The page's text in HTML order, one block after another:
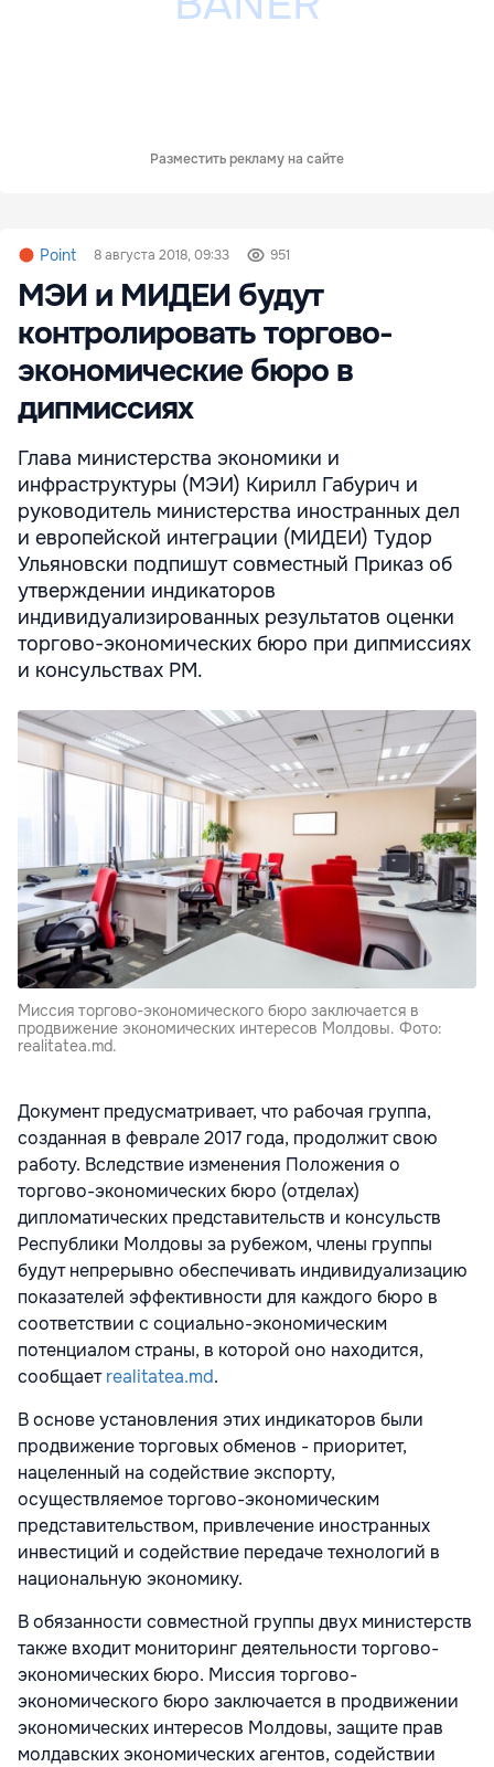
Разместить рекламу на сайте
Point 8 августа 2018, 09:33 951
МЭИ и МИДЕИ будут
контролировать торгово-
экономические бюро в
дипмиссиях
Глава министерства экономики и
инфраструктуры (МЭИ) Кирилл Габурич и
руководитель министерства иностранных дел
и европейской интеграции (МИДЕИ) Тудор
Ульяновски подпишут совместный Приказ об
утверждении индикаторов
индивидуализированных результатов оценки
торгово-экономических бюро при дипмиссиях
и консульствах РМ.
Миссия торгово-экономического бюро заключается в
продвижение экономических интересов Молдовы. Фото:
realitatea.md.
Документ предусматривает, что рабочая группа,
созданная в феврале 2017 года, продолжит свою
работу. Вследствие изменения Положения о
торгово-экономических бюро (отделах)
дипломатических представительств и консульств
Республики Молдовы за рубежом, члены группы
будут непрерывно обеспечивать индивидуализацию
показателей эффективности для каждого бюро в
соответствии с социально-экономическим
потенциалом страны, в которой оно находится,
сообщаетrealitatea.md.
В основе установления этих индикаторов были
продвижение торговых обменов - приоритет,
нацеленный на содействие экспорту,
осуществляемое торгово-экономическим
представительством, привлечение иностранных
инвестиций и содействие передаче технологий в
национальную экономику.
В обязанности совместной группы двух министерств
также входит мониторинг деятельности торгово-
экономических бюро. Миссия торгово-
экономического бюро заключается в продвижении
экономических интересов Молдовы, защите прав
молдавских экономических агентов, содействии